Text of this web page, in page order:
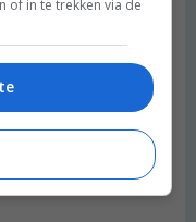
of in te trekken via de